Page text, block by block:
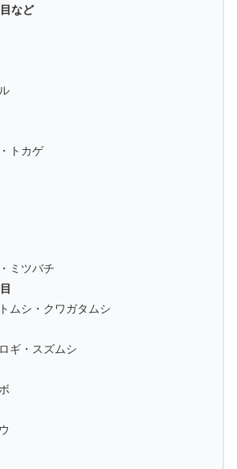
など
トカゲ
ミツバチ
ムシ・クワガタムシ
ギ・スズムシ